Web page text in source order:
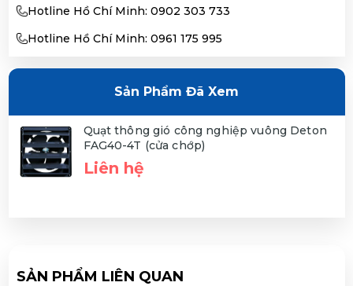
Hotline Hồ Chí Minh: 0902 303 733
Hotline Hồ Chí Minh: 0961 175 995
Sản Phẩm Đã Xem
Quạt thông gió công nghiệp vuông Deton
FAG40-4T (cửa chớp)
Liên hệ
SẢN PHẨM LIÊN QUAN